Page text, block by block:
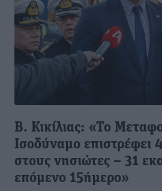
Β. Κικίλιας: «Το
Ισοδύναμο επιστρέφει
στους νησιώτες – 31
επόμενο 15ήμερο»